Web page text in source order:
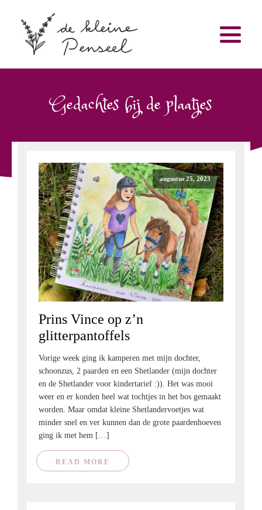
Gedachtes bij de plaatjes
augustus 25, 2023
Prins Vince op z’n
glitterpantoffels
Vorige week ging ik kamperen met mijn dochter,
schoonzus, 2 paarden en een Shetlander (mijn dochter
en de Shetlander voor kindertarief :)). Het was mooi
weer en er konden heel wat tochtjes in het bos gemaakt
worden. Maar omdat kleine Shetlandervoetjes wat
minder snel en ver kunnen dan de grote paardenhoeven
ging ik met hem […]
READ MORE